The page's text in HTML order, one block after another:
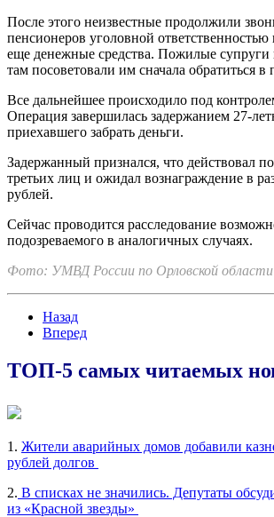
После этого неизвестные продолжили
пенсионеров уголовной ответственностью
еще денежные средства. Пожилые
там посоветовали им сначала обратиться
Все дальнейшее происходило под
Операция завершилась задержанием 27-
приехавшего забрать деньги.
Задержанный признался, что действовал
третьих лиц и ожидал вознаграждение в
рублей.
Сейчас проводится расследование
подозреваемого в аналогичных случаях.
Фото: УМВД России по Орловской области
Назад
Вперед
ТОП-5 самых читаемых
1. Жители аварийных домов добавили
рублей долгов
2. В списках не значились. Депутаты
из «Красной звезды»